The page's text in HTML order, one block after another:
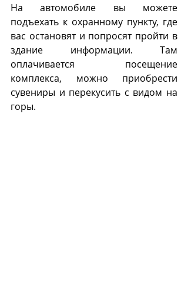
На автомобиле вы можете
подъехать к охранному пункту, где
вас остановят и попросят пройти в
здание информации. Там
оплачивается посещение
комплекса, можно приобрести
сувениры и перекусить с видом на
горы.